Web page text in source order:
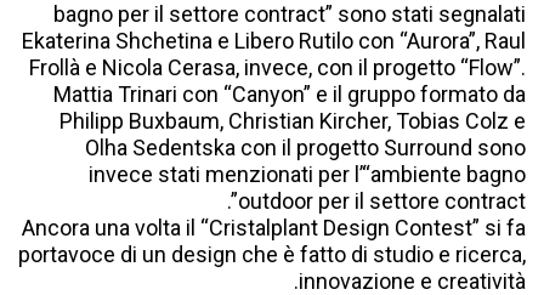
bagno per il settore contract” sono stati segnalati
Ekaterina Shchetina e Libero Rutilo con “Aurora”, Raul
Frollà e Nicola Cerasa, invece, con il progetto “Flow”.
Mattia Trinari con “Canyon” e il gruppo formato da
Philipp Buxbaum, Christian Kircher, Tobias Colz e
Olha Sedentska con il progetto Surround sono
invece stati menzionati per lʼ“ambiente bagno
outdoor per il settore contract”.
Ancora una volta il “Cristalplant Design Contest” si fa
portavoce di un design che è fatto di studio e ricerca,
innovazione e creatività.